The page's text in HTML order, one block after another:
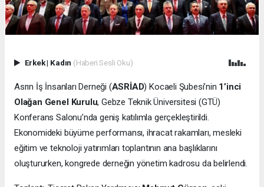
Erkek| Kadın (Haberi Sesli Oku)
Asrın İş İnsanları Derneği (ASRİAD) Kocaeli Şubesi’nin 1’inci
Olağan Genel Kurulu, Gebze Teknik Üniversitesi (GTÜ)
Konferans Salonu’nda geniş katılımla gerçekleştirildi.
Ekonomideki büyüme performansı, ihracat rakamları, mesleki
eğitim ve teknoloji yatırımları toplantının ana başlıklarını
oluştururken, kongrede derneğin yönetim kadrosu da belirlendi.